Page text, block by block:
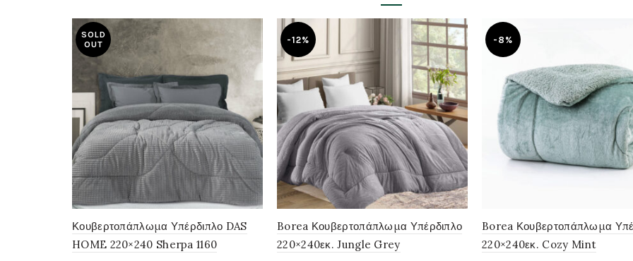
SOLD
OUT
Κουβερτοπάπλωμα Υπέρδιπλο DAS
HOME 220×240 Sherpa 1160
-12%
Borea Κουβερτοπάπλωμα Υπέρδιπλο
220×240εκ. Jungle Grey
-8%
Borea Κουβερτοπάπλωμα
220×240εκ. Cozy Mint